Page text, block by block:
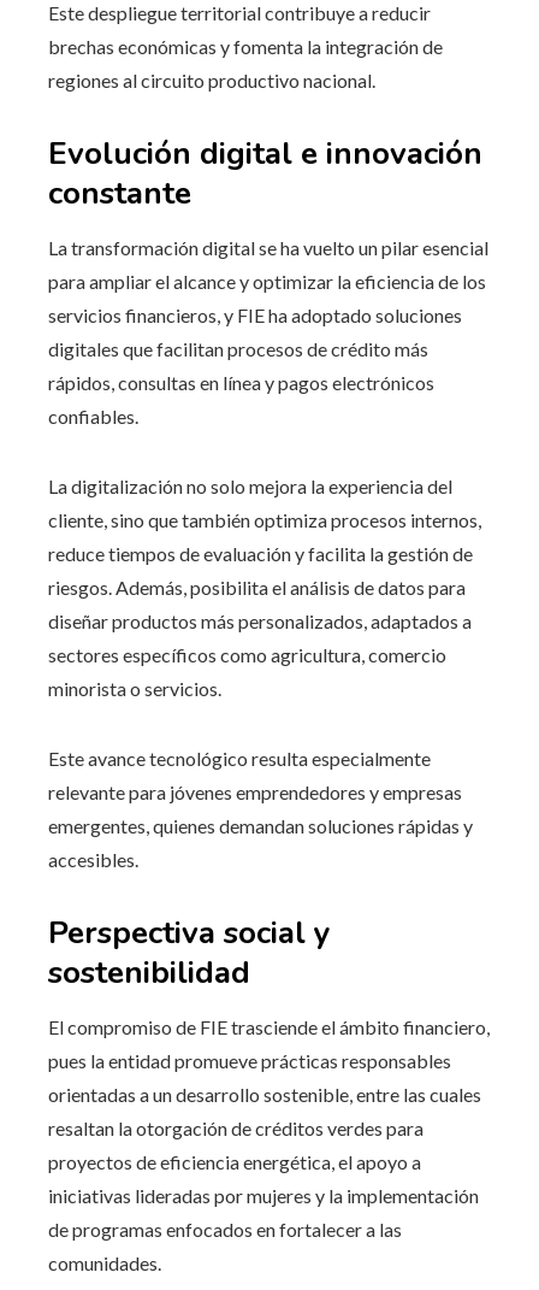
Este despliegue territorial contribuye a reducir
brechas económicas y fomenta la integración de
regiones al circuito productivo nacional.
Evolución digital e innovación
constante
La transformación digital se ha vuelto un pilar esencial
para ampliar el alcance y optimizar la eficiencia de los
servicios financieros, y FIE ha adoptado soluciones
digitales que facilitan procesos de crédito más
rápidos, consultas en línea y pagos electrónicos
confiables.
La digitalización no solo mejora la experiencia del
cliente, sino que también optimiza procesos internos,
reduce tiempos de evaluación y facilita la gestión de
riesgos. Además, posibilita el análisis de datos para
diseñar productos más personalizados, adaptados a
sectores específicos como agricultura, comercio
minorista o servicios.
Este avance tecnológico resulta especialmente
relevante para jóvenes emprendedores y empresas
emergentes, quienes demandan soluciones rápidas y
accesibles.
Perspectiva social y
sostenibilidad
El compromiso de FIE trasciende el ámbito financiero,
pues la entidad promueve prácticas responsables
orientadas a un desarrollo sostenible, entre las cuales
resaltan la otorgación de créditos verdes para
proyectos de eficiencia energética, el apoyo a
iniciativas lideradas por mujeres y la implementación
de programas enfocados en fortalecer a las
comunidades.